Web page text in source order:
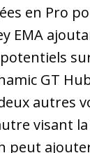
en Pro
EMA
GT
autres
visant
peut